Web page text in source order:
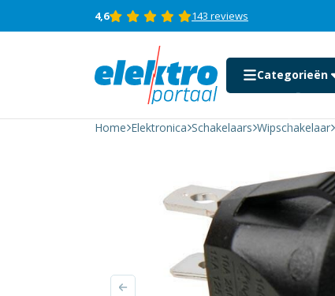
4,6 143 reviews
Categorieën
Beeld en geluid
Consumenten
elektronica
Home Elektronica Schakelaars Wipschakelaar
TUIMELSCHAKELAAR